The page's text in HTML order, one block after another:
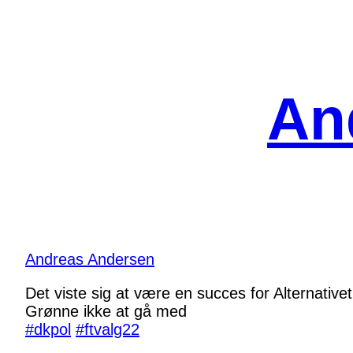
Andreas Andersen
Det viste sig at være en succes for
Grønne ikke at gå med
#dkpol #ftvalg22